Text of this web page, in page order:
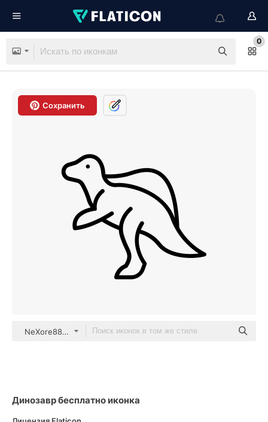
0
Сохранить
NeXore88 Detailed Outline
Динозавр бесплатно иконка